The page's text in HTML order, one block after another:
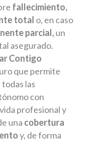
fallecimiento,
total o, en caso
parcial,un
asegurado.
Contigo
que permite
las
con
profesional y
una cobertura
y, de forma